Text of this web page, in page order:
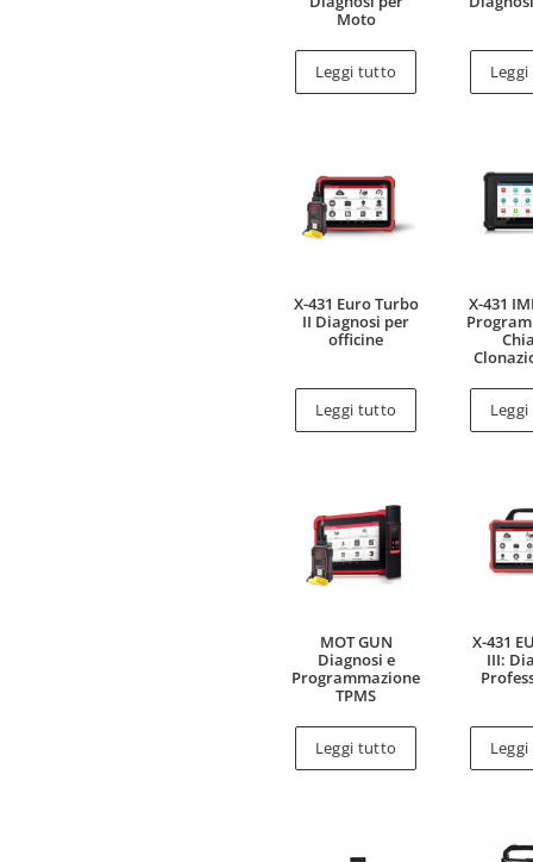
Moto
Leggi tutto
X-431 Euro Turbo
II Diagnosi per
officine
Leggi tutto
X-431
MOT GUN
Diagnosi e
Programmazione
TPMS
Leggi tutto
X-431
III: